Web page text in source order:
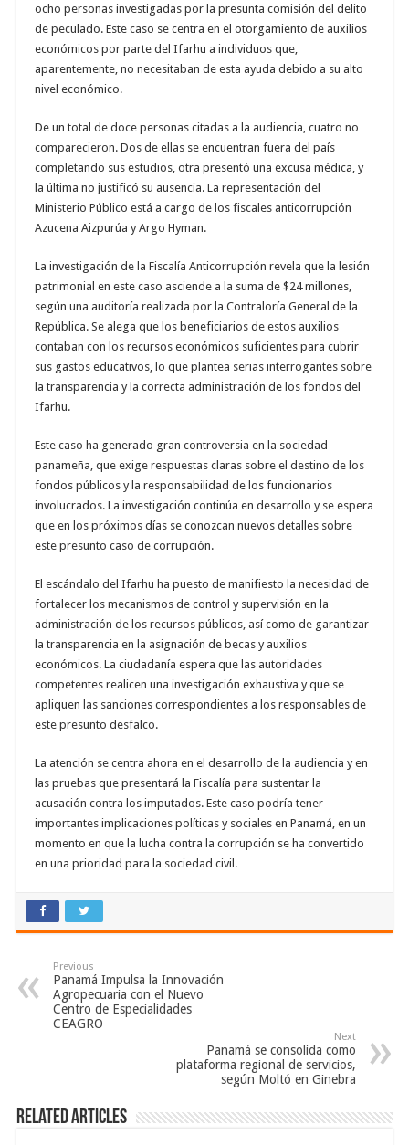
ocho personas investigadas por la presunta comisión del delito
de peculado. Este caso se centra en el otorgamiento de auxilios
económicos por parte del Ifarhu a individuos que,
aparentemente, no necesitaban de esta ayuda debido a su alto
nivel económico.
De un total de doce personas citadas a la audiencia, cuatro no
comparecieron. Dos de ellas se encuentran fuera del país
completando sus estudios, otra presentó una excusa médica, y
la última no justificó su ausencia. La representación del
Ministerio Público está a cargo de los fiscales anticorrupción
Azucena Aizpurúa y Argo Hyman.
La investigación de la Fiscalía Anticorrupción revela que la lesión
patrimonial en este caso asciende a la suma de $24 millones,
según una auditoría realizada por la Contraloría General de la
República. Se alega que los beneficiarios de estos auxilios
contaban con los recursos económicos suficientes para cubrir
sus gastos educativos, lo que plantea serias interrogantes sobre
la transparencia y la correcta administración de los fondos del
Ifarhu.
Este caso ha generado gran controversia en la sociedad
panameña, que exige respuestas claras sobre el destino de los
fondos públicos y la responsabilidad de los funcionarios
involucrados. La investigación continúa en desarrollo y se espera
que en los próximos días se conozcan nuevos detalles sobre
este presunto caso de corrupción.
El escándalo del Ifarhu ha puesto de manifiesto la necesidad de
fortalecer los mecanismos de control y supervisión en la
administración de los recursos públicos, así como de garantizar
la transparencia en la asignación de becas y auxilios
económicos. La ciudadanía espera que las autoridades
competentes realicen una investigación exhaustiva y que se
apliquen las sanciones correspondientes a los responsables de
este presunto desfalco.
La atención se centra ahora en el desarrollo de la audiencia y en
las pruebas que presentará la Fiscalía para sustentar la
acusación contra los imputados. Este caso podría tener
importantes implicaciones políticas y sociales en Panamá, en un
momento en que la lucha contra la corrupción se ha convertido
en una prioridad para la sociedad civil.
Previous
Panamá Impulsa la Innovación
Agropecuaria con el Nuevo
Centro de Especialidades
CEAGRO
Next
Panamá se consolida como
plataforma regional de servicios,
según Moltó en Ginebra
Related Articles